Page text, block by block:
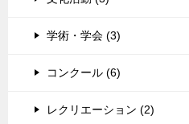
学術・学会 (3)
コンクール (6)
レクリエーション (2)